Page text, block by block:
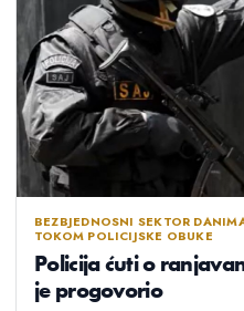
BEZBJEDNOSNI SEKTOR
TOKOM POLICIJSKE OBUKE
Policija ćuti o
je progovorio